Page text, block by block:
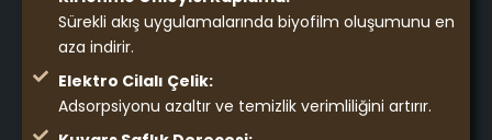
Sürekli akış uygulamalarında biyofilm oluşumunu en
aza indirir.
Elektro Cilalı Çelik:
Adsorpsiyonu azaltır ve temizlik verimliliğini artırır.